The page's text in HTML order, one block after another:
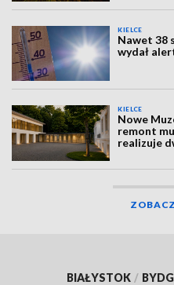
KIELCE
Nawet 38
wydał
KIELCE
Nowe
remont
realizuje
BIAŁYSTOK /